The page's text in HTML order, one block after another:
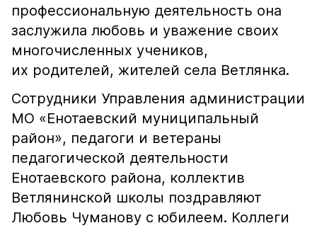
профессиональную деятельность она
заслужила любовь и уважение своих
многочисленных учеников,
их родителей, жителей села Ветлянка.
Сотрудники Управления администрации
МО «Енотаевский муниципальный
район», педагоги и ветераны
педагогической деятельности
Енотаевского района, коллектив
Ветлянинской школы поздравляют
Любовь Чуманову с юбилеем. Коллеги